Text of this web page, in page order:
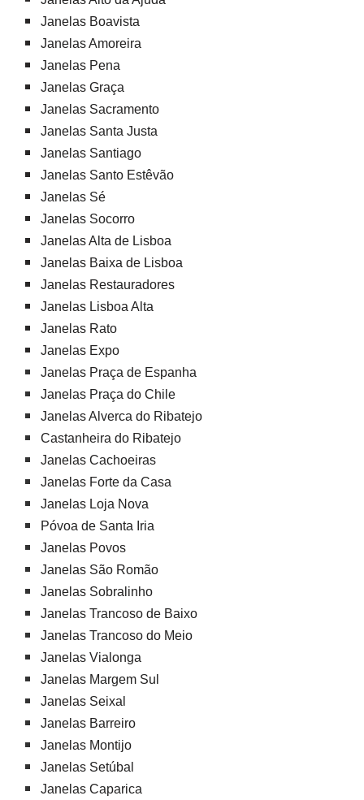
Janelas Boavista
Janelas Amoreira
Janelas Pena
Janelas Graça
Janelas Sacramento
Janelas Santa Justa
Janelas Santiago
Janelas Santo Estêvão
Janelas Sé
Janelas Socorro
Janelas Alta de Lisboa
Janelas Baixa de Lisboa
Janelas Restauradores
Janelas Lisboa Alta
Janelas Rato
Janelas Expo
Janelas Praça de Espanha
Janelas Praça do Chile
Janelas Alverca do Ribatejo
Castanheira do Ribatejo
Janelas Cachoeiras
Janelas Forte da Casa
Janelas Loja Nova
Póvoa de Santa Iria
Janelas Povos
Janelas São Romão
Janelas Sobralinho
Janelas Trancoso de Baixo
Janelas Trancoso do Meio
Janelas Vialonga
Janelas Margem Sul
Janelas Seixal
Janelas Barreiro
Janelas Montijo
Janelas Setúbal
Janelas Caparica